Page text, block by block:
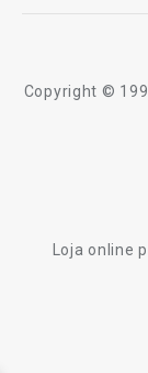
Copyright ©
Loja online